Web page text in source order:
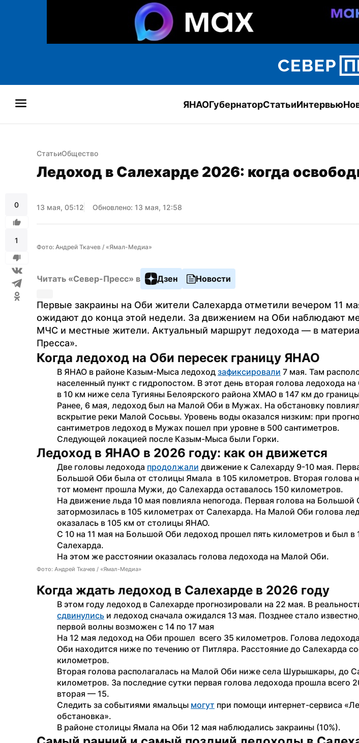
ЯНАОГубернаторСтатьиИнтервью
0
1
СтатьиОбщество
Ледоход в Салехарде 2026: когда
13 мая, 05:12 Обновлено: 13 мая, 12:58
Фото: Андрей Ткачев / «Ямал-Медиа»
Читать «Север-Пресс» в Дзен Новости
Первые закраины на Оби жители Салехарда отметили вечером 11
ожидают до конца этой недели. За движением на Оби наблюдают
МЧС и местные жители. Актуальный маршрут ледохода — в
Пресса».
Когда ледоход на Оби пересек границу ЯНАО
В ЯНАО в районе Казым-Мыса ледоход зафиксировали 7 мая. Там
населенный пункт с гидропостом. В этот день вторая голова ледохода
в 10 км ниже села Тугияны Белоярского района ХМАО в 147 км до
Ранее, 6 мая, ледоход был на Малой Оби в Мужах. На обстановку
вскрытие реки Малой Сосьвы. Уровень воды оказался низким: при
сантиметров ледоход в Мужах пошел при уровне в 500 сантиметров.
Следующей локацией после Казым-Мыса были Горки.
Ледоход в ЯНАО в 2026 году: как он движется
Две головы ледохода продолжали движение к Салехарду 9-10 мая.
Большой Оби была от столицы Ямала  в 105 километров. Вторая голова
тот момент прошла Мужи, до Салехарда оставалось 150 километров.
На движение льда 10 мая повлияла непогода. Первая голова на Большой
затормозилась в 105 километрах от Салехарда. На Малой Оби голова
оказалась в 105 км от столицы ЯНАО.
С 10 на 11 мая на Большой Оби ледоход прошел пять километров и был в
Салехарда.
На этом же расстоянии оказалась голова ледохода на Малой Оби.
Фото: Андрей Ткачев / «Ямал-Медиа»
Когда ждать ледоход в Салехарде в 2026 году
сдвинулись и ледоход сначала ожидался 13 мая. Позднее стало
первой волны возможен с 14 по 17 мая
На 12 мая ледоход на Оби прошел  всего 35 километров. Голова
Оби находится ниже по течению от Питляра. Расстояние до Салехарда
километров.
Вторая голова располагалась на Малой Оби ниже села Шурышкары, до
километров. За последние сутки первая голова ледохода прошла всего
вторая — 15.
Следить за событиями ямальцы могут при помощи интернет-сервиса
обстановка».
В районе столицы Ямала на Оби 12 мая наблюдались закраины (10%).